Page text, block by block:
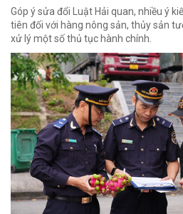
Góp ý sửa đổi Luật Hải quan, nhiều ý
tiên đối với hàng nông sản, thủy sản
xử lý một số thủ tục hành chính.